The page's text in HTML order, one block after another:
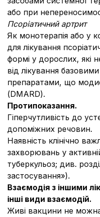
або при
Псоріатичний артрит
Як монотерапія або у
для лікування
формі у дорослих, які
від лікування
препаратами, що
(DMARD).
Протипоказання.
Гіперчутливість до
допоміжних речовин.
Наявність клінічно
захворювань у
туберкульоз; див.
застосування»).
Взаємодія з іншими
інші види взаємодій.
Живі вакцини не